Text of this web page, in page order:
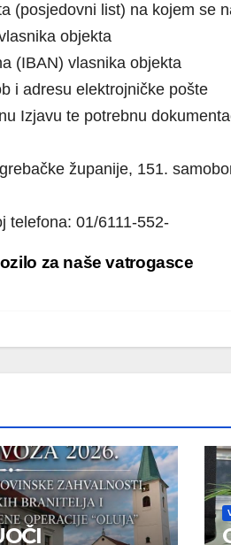
(posjedovni list) na kojem se
objekta
(IBAN) vlasnika objekta
i adresu elektrojničke pošte
Izjavu te potrebnu
županije, 151.
telefona: 01/6111-552-
za naše vatrogasce